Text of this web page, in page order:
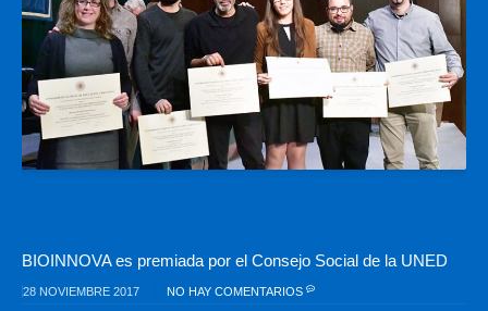
BIOINNOVA es premiada por el Consejo Social de la UNED
28 NOVIEMBRE 2017 NO HAY COMENTARIOS